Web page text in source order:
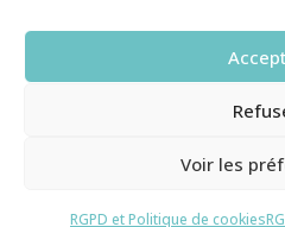
Voir les
RGPD et Politique de cookies